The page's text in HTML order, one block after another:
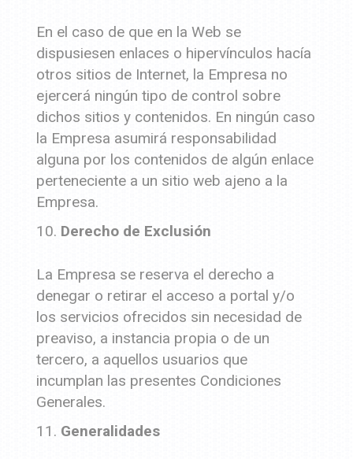
En el caso de que en la Web se
dispusiesen enlaces o hipervínculos hacía
otros sitios de Internet, la Empresa no
ejercerá ningún tipo de control sobre
dichos sitios y contenidos. En ningún caso
la Empresa asumirá responsabilidad
alguna por los contenidos de algún enlace
perteneciente a un sitio web ajeno a la
Empresa.
Derecho de Exclusión
La Empresa se reserva el derecho a
denegar o retirar el acceso a portal y/o
los servicios ofrecidos sin necesidad de
preaviso, a instancia propia o de un
tercero, a aquellos usuarios que
incumplan las presentes Condiciones
Generales.
Generalidades